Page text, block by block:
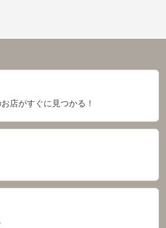
店がすぐに見つかる！